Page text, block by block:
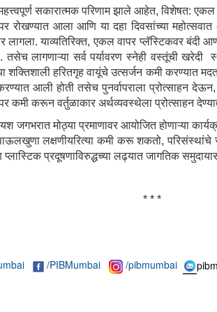
महत्त्वपूर्ण सकारात्मक परिणाम झाले आहेत, विशेषत:
रोखण्यात आला आणि या दहा दिवसांच्या
लागला. याव्यतिरिक्त, एकल वापर प्लॅस्टिकवर बंदी
तसेच लागणाऱ्या सर्व पर्यावरण स्नेही वस्तूंची
हरितगृह वायूंचे उत्सर्जन कमी करण्यात
आली होती तसेच पुनर्वापराला प्रोत्साहन
करून वर्तुळाकार अर्थव्यवस्थेला प्रोत्साहन
जगभरात मोठ्या प्रमाणावर आयोजित होणाऱ्या
लक्षणीयरित्या कमी करू शकतो,
प्रदूषणाविरुद्धच्या लढ्यात जागतिक
* * *
/PIBMumbai /pibmumbai